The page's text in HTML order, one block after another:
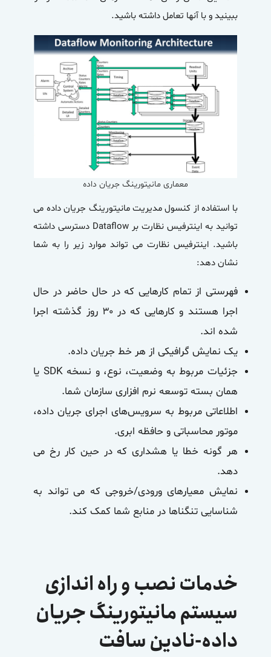
ببینید و با آنها تعامل داشته باشید.
معماری مانیتورینگ جریان داده
با استفاده از کنسول مدیریتمانیتورینگ جریان داده می
توانید به اینترفیس نظارت بر Dataflow دسترسی داشته
باشید. اینترفیس نظارت می تواند موارد زیر را به شما
نشان دهد:
فهرستی از تمام کارهایی که در حال حاضر در حال
اجرا هستند و کارهایی که در ۳۰ روز گذشته اجرا
شده اند.
یک نمایش گرافیکی از هر خط جریان داده.
جزئیات مربوط به وضعیت، نوع، و نسخه SDK یا
همان بسته توسعه نرم افزاری سازمان شما.
اطلاعاتی مربوط به سرویس‌های اجرای جریان داده،
موتور محاسباتی و حافظه ابری.
هر گونه خطا یا هشداری که در حین کار رخ می
دهد.
نمایش معیارهای ورودی/خروجی که می تواند به
شناسایی تنگناها در منابع شما کمک کند.
خدمات نصب و راه اندازی
سیستم مانیتورینگ جریان
داده-نادین سافت